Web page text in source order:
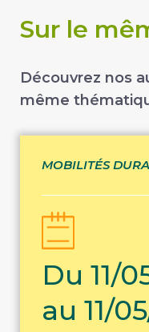
Sur le
Découvrez nos
même
MOBILITÉS
Du 11/
au 11/